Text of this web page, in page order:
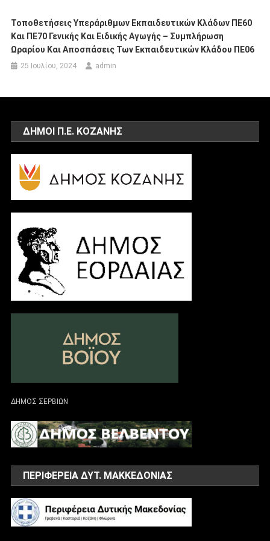
Τοποθετήσεις Υπεράριθμων Εκπαιδευτικών Κλάδων ΠΕ60
Και ΠΕ70 Γενικής Και Ειδικής Αγωγής – Συμπλήρωση
Ωραρίου Και Αποσπάσεις Των Εκπαιδευτικών Κλάδου ΠΕ06
25 Ιουλίου, 2024 admin
ΔΗΜΟΙ Π.Ε. ΚΟΖΑΝΗΣ
ΔΗΜΟΣ ΣΕΡΒΙΩΝ
ΠΕΡΙΦΕΡΕΙΑ ΔΥΤ. ΜΑΚΚΕΔΟΝΙΑΣ